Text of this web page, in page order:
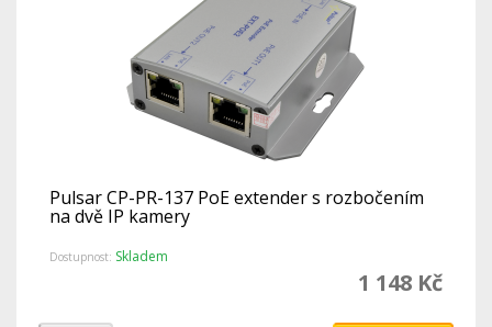
Pulsar CP-PR-137 PoE extender s rozbočením
na dvě IP kamery
Dostupnost: Skladem
1 148 Kč